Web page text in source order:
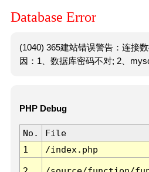
Database Error
(1040) 365建站错误警告：连接
因：1、数据库密码不对; 2、
PHP Debug
No. File
1
/index.php